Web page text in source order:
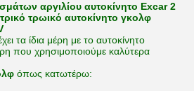
αργιλίου αυτοκίνητο Excar 2
τρωικό αυτοκίνητο γκολφ
τα ίδια μέρη με το αυτοκίνητο
που χρησιμοποιούμε καλύτερα
όπως κατωτέρω: